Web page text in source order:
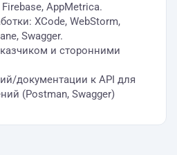
AppMetrica.
XCode, WebStorm,
Swagger.
и сторонними
документации к API для
(Postman, Swagger)